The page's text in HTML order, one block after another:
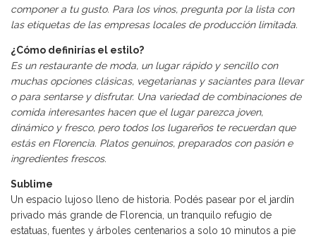
componer a tu gusto. Para los vinos, pregunta por la lista con
las etiquetas de las empresas locales de producción limitada.
¿Cómo definirías el estilo?
Es un restaurante de moda, un lugar rápido y sencillo con
muchas opciones clásicas, vegetarianas y saciantes para llevar
o para sentarse y disfrutar. Una variedad de combinaciones de
comida interesantes hacen que el lugar parezca joven,
dinámico y fresco, pero todos los lugareños te recuerdan que
estás en Florencia. Platos genuinos, preparados con pasión e
ingredientes frescos.
Sublime
Un espacio lujoso lleno de historia. Podés pasear por el jardín
privado más grande de Florencia, un tranquilo refugio de
estatuas, fuentes y árboles centenarios a solo 10 minutos a pie